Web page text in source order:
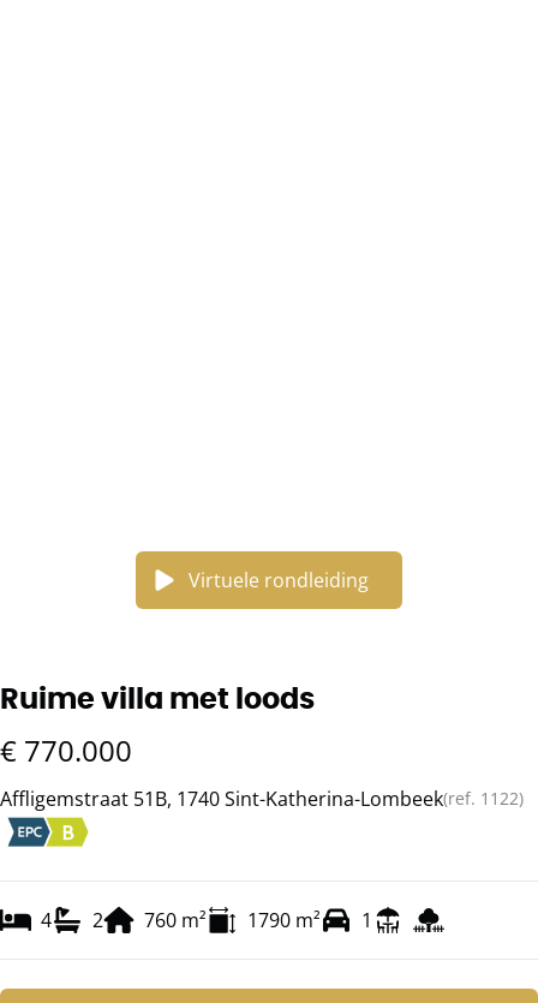
Virtuele rondleiding
Ruime villa met loods
€ 770.000
Affligemstraat 51B, 1740 Sint-Katherina-Lombeek(ref. 1122)
4 2 760 m² 1790 m² 1